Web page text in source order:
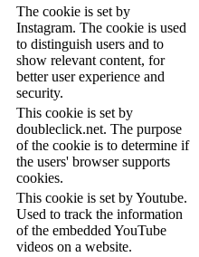
The cookie is set by
Instagram. The cookie is used
to distinguish users and to
show relevant content, for
better user experience and
security.
This cookie is set by
doubleclick.net. The purpose
of the cookie is to determine if
the users' browser supports
cookies.
This cookie is set by Youtube.
Used to track the information
of the embedded YouTube
videos on a website.